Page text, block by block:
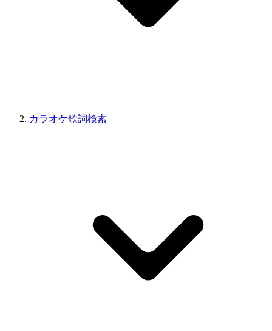
カラオケ歌詞検索